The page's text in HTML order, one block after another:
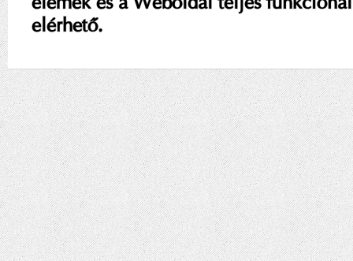
elérhető.